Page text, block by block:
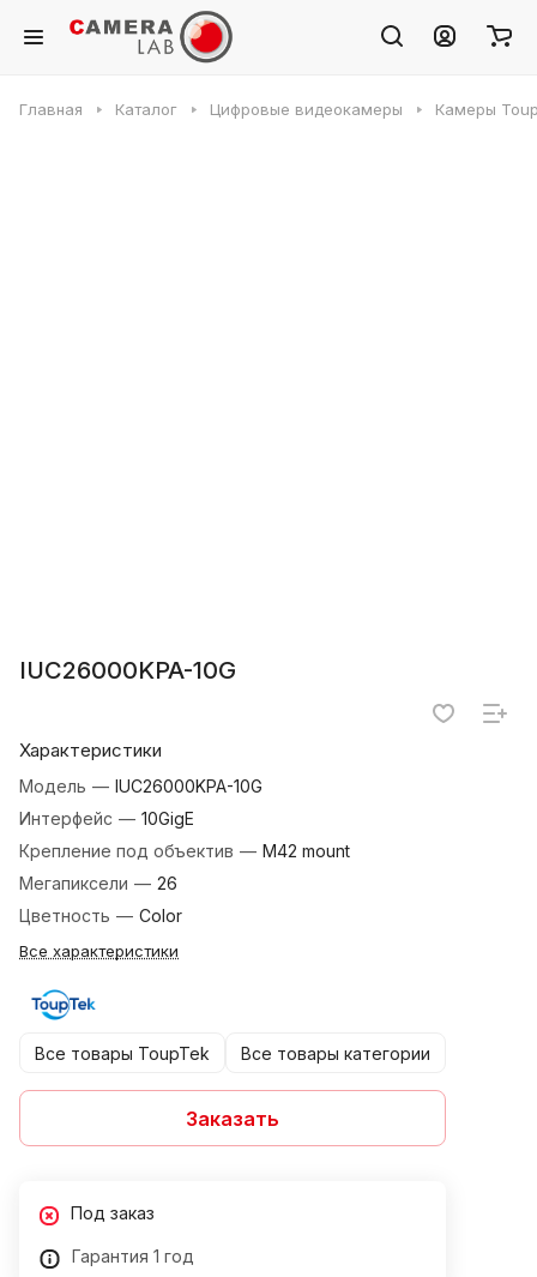
Главная Каталог Цифровые видеокамеры Камеры
IUC26000KPA-10G
Характеристики
Модель — IUC26000KPA-10G
Интерфейс — 10GigE
Крепление под объектив — M42 mount
Мегапиксели — 26
Цветность — Color
Все характеристики
Все товары ToupTek Все товары категории
Заказать
Под заказ
Гарантия 1 год